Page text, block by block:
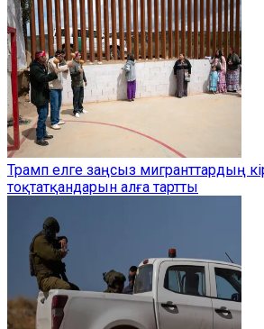
Трамп елге заңсыз мигранттардың
тоқтатқандарын алға тартты